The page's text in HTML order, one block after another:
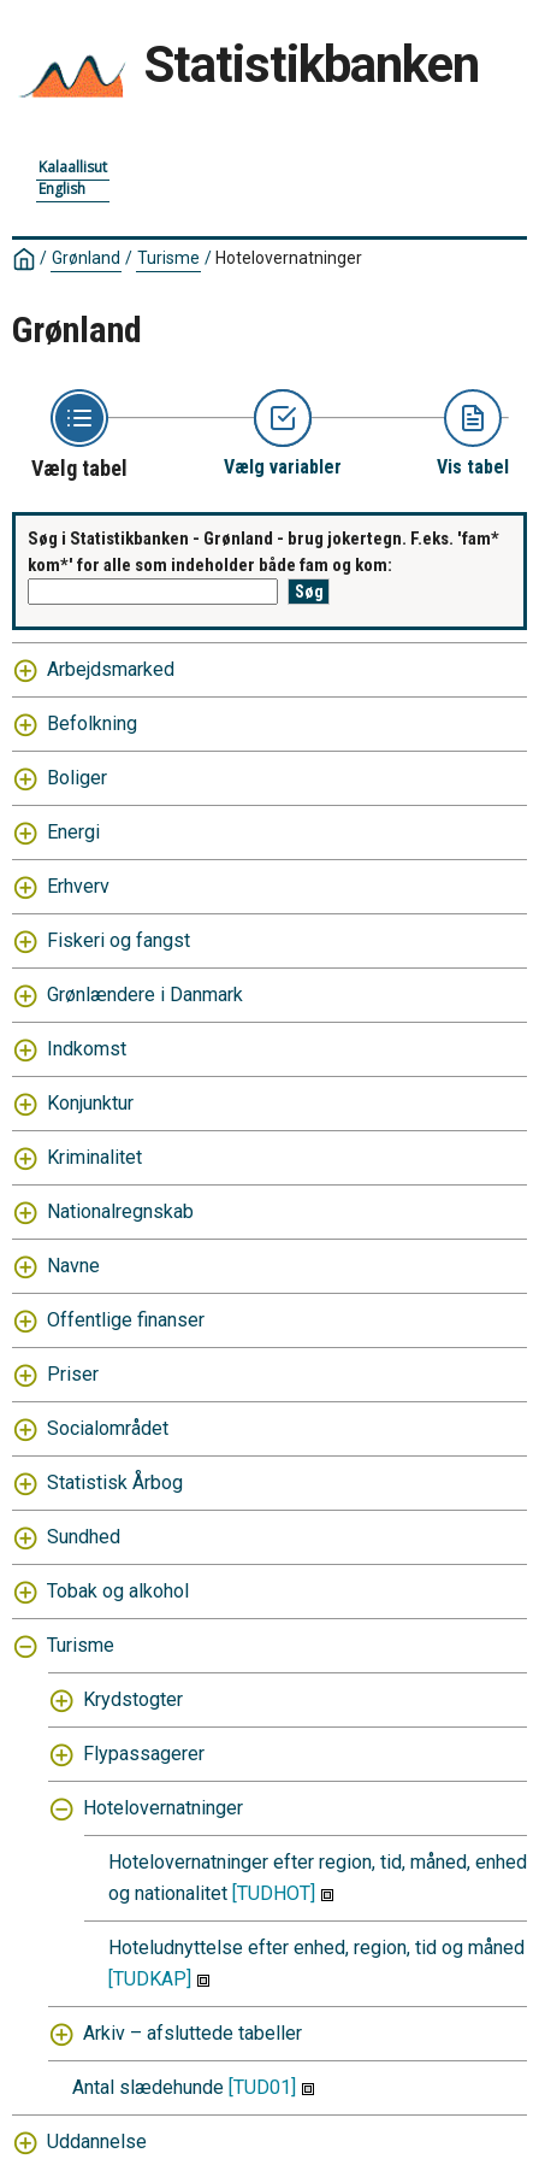
Statistikbanken
Kalaallisut
English
/ Grønland / Turisme / Hotelovernatninger
Grønland
Vælg tabel Vælg variabler Vis tabel
Søg i Statistikbanken - Grønland - brug jokertegn. F.eks. 'fam*
kom*' for alle som indeholder både fam og kom:
Arbejdsmarked
Befolkning
Boliger
Energi
Erhverv
Fiskeri og fangst
Grønlændere i Danmark
Indkomst
Konjunktur
Kriminalitet
Nationalregnskab
Navne
Offentlige finanser
Priser
Socialområdet
Statistisk Årbog
Sundhed
Tobak og alkohol
Turisme
Krydstogter
Flypassagerer
Hotelovernatninger
Hotelovernatninger efter region, tid, måned, enhed
og nationalitet [TUDHOT]
Hoteludnyttelse efter enhed, region, tid og måned
[TUDKAP]
Arkiv – afsluttede tabeller
Antal slædehunde [TUD01]
Uddannelse